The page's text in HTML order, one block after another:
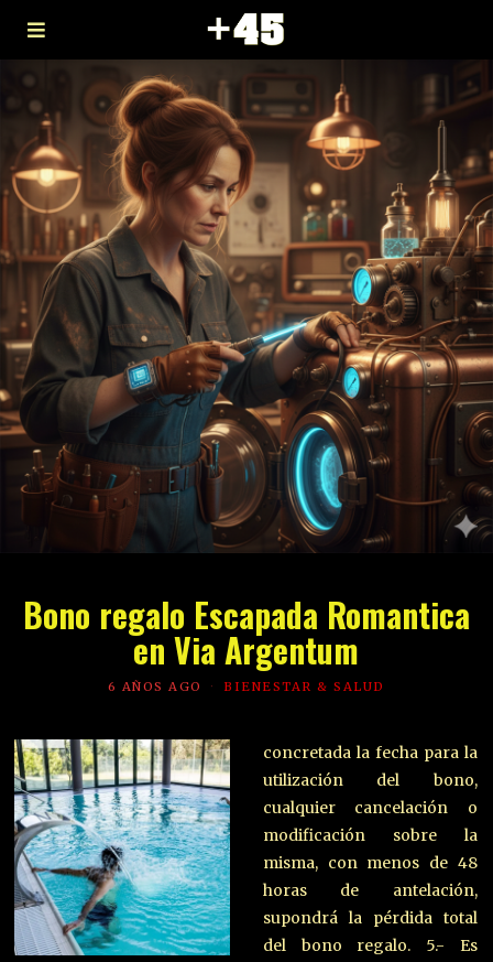
Bono regalo Escapada Romantica
en Via Argentum
6 AÑOS AGO BIENESTAR & SALUD
concretada la fecha para la
utilización del bono,
cualquier cancelación o
modificación sobre la
misma, con menos de 48
horas de antelación,
supondrá la pérdida total
del bono regalo. 5.- Es